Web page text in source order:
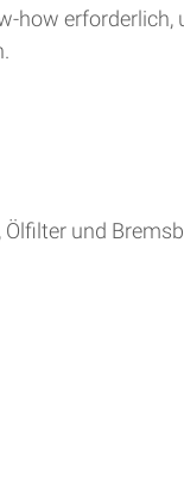
how
Ölfilter und